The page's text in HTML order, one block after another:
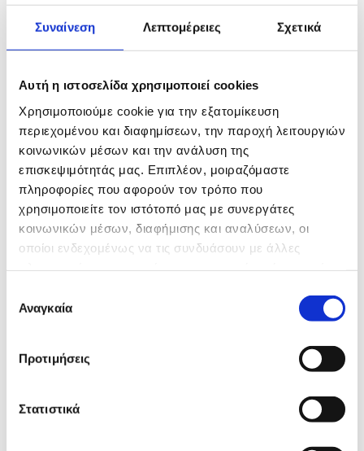
Συναίνεση Λεπτομέρειες Σχετικά
Αυτή η ιστοσελίδα χρησιμοποιεί cookies
Χρησιμοποιούμε cookie για την εξατομίκευση
περιεχομένου και διαφημίσεων, την παροχή λειτουργιών
κοινωνικών μέσων και την ανάλυση της
επισκεψιμότητάς μας. Επιπλέον, μοιραζόμαστε
πληροφορίες που αφορούν τον τρόπο που
χρησιμοποιείτε τον ιστότοπό μας με συνεργάτες
κοινωνικών μέσων, διαφήμισης και αναλύσεων, οι
οποίοι ενδεχομένως να τις συνδυάσουν με άλλες
των υπηρεσιών τους.
συγκατάθεσης
Αναγκαία
Προτιμήσεις
Στατιστικά
ΖΩΓΡΑΦΟΥ